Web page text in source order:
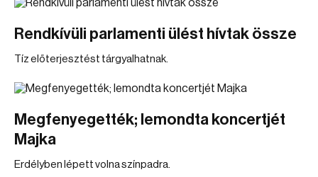
Rendkívüli parlamenti ülést hívtak össze
Tíz előterjesztést tárgyalhatnak.
Megfenyegették; lemondta koncertjét
Majka
Erdélyben lépett volna színpadra.